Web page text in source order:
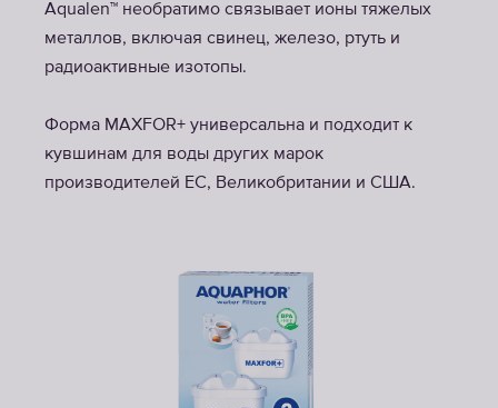
Aqualen™ необратимо связывает ионы тяжелых
металлов, включая свинец, железо, ртуть и
радиоактивные изотопы.
Форма MAXFOR+ универсальна и подходит к
кувшинам для воды других марок
производителей ЕС, Великобритании и США.